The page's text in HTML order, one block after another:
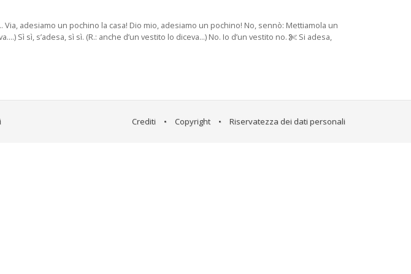
adesiamo un pochino la casa! Dio mio, adesiamo un pochino! No, sennò: Mettiamola un
Sì sì, s’adesa, sì sì. (R.: anche d’un vestito lo diceva...) No. Io d’un vestito no.
Si adesa,
Crediti • Copyright • Riservatezza dei dati personali